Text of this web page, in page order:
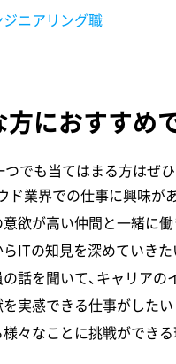
ニアリング職
におすすめ
でも当てはまる方はぜひ
ド業界での仕事に興味が
欲が高い仲間と一緒に
ITの知見を深めていきた
話を聞いて、キャリア
実感できる仕事がしたい
々なことに挑戦ができ